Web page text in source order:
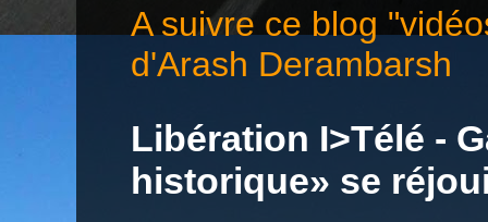
A suivre ce blog
d'Arash Derambarsh
Libération I>Télé -
historique» se